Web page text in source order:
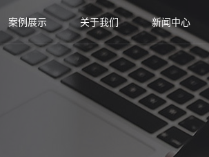
案例展示 关于我们 新闻中心